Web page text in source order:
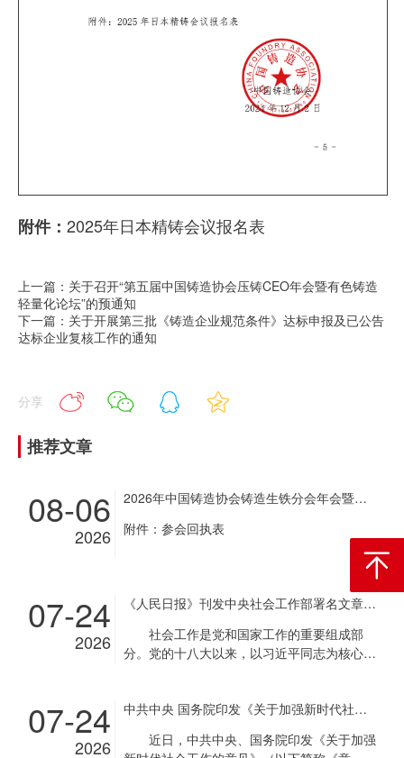
附件： 2025年日本精铸会议报名表
上一篇：关于召开“第五届中国铸造协会压铸CEO年会暨有色铸造
轻量化论坛”的预通知
下一篇：关于开展第三批《铸造企业规范条件》达标申报及已公告
达标企业复核工作的通知
分享
推荐文章
2026年中国铸造协会铸造生铁分会年会暨铸造生铁企业超低排放改造现场经验交流会通知
08-06
2026 附件：参会回执表
《人民日报》刊发中央社会工作部署名文章《推动新时代社会工作高质量发展 坚定不移走中国特色社会主义社会治理之路》
07-24
2026
社会工作是党和国家工作的重要组成部
分。党的十八大以来，以习近平同志为核心的
要成就。2024年，中央社会工作会议召开前
移走中国特色社会主义社会治理之路，健全社
中共中央 国务院印发《关于加强新时代社会工作的意见》
07-24
2026
近日，中共中央、国务院印发《关于加强
返回顶